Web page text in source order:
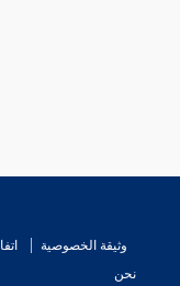
وثيقة الخصوصية
نحن